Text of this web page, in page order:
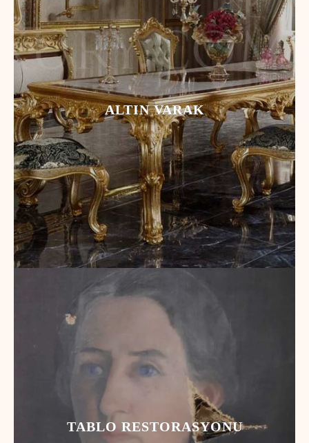
ALTIN VARAK
TABLO RESTORASYONU